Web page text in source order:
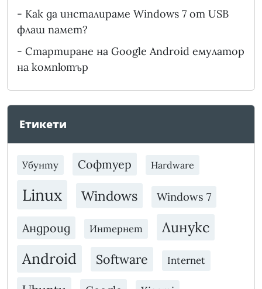
- Как да инсталираме Windows 7 от USB
флаш памет?
- Стартиране на Google Android емулатор
на компютър
Етикети
Убунту Софтуер Hardware
Linux Windows Windows 7
Андроид Интернет Линукс
Android Software Internet